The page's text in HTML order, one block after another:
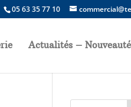
05 63 35 77 10
Actualités –